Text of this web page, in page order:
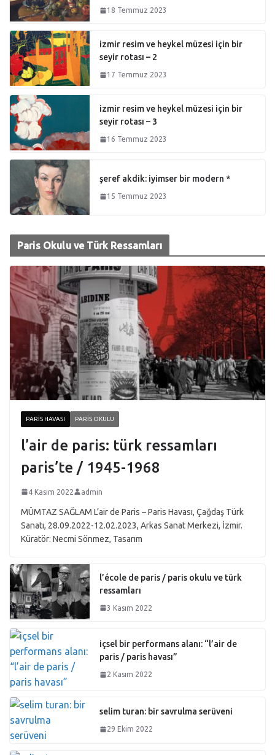
18 Temmuz 2023
izmir resim ve heykel müzesi için bir
seyir rotası – 2
17 Temmuz 2023
izmir resim ve heykel müzesi için bir
seyir rotası – 3
16 Temmuz 2023
şeref akdik: iyimser bir modern *
15 Temmuz 2023
Paris Okulu ve Türk Ressamları
PARIS HAVASI PARIS OKULU
l’air de paris: türk ressamları
paris’te / 1945-1968
4 Kasım 2022 admin
MÜMTAZ SAĞLAM L’air de Paris – Paris Havası, Çağdaş Türk
Sanatı, 28.09.2022-12.02.2023, Arkas Sanat Merkezi, İzmir.
Küratör: Necmi Sönmez, Tasarım
l’école de paris / paris okulu ve türk
ressamları
3 Kasım 2022
içsel bir performans alanı: “l’air de
paris / paris havası”
2 Kasım 2022
selim turan: bir savrulma serüveni
29 Ekim 2022